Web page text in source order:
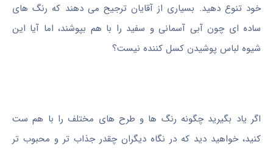
خود تنوع دهید. بسیاری از آقایان ترجیح می دهند که رنگ های
ساده ای چون آبی آسمانی و سفید را با هم بپوشند، اما آیا این
شیوه لباس پوشیدن کسل کننده نیست؟
اگر یاد بگیرید چگونه رنگ ها و طرح های مختلف را با هم ست
کنید، خواهید دید که در نگاه دیگران چقدر جذاب تر و محبوب تر